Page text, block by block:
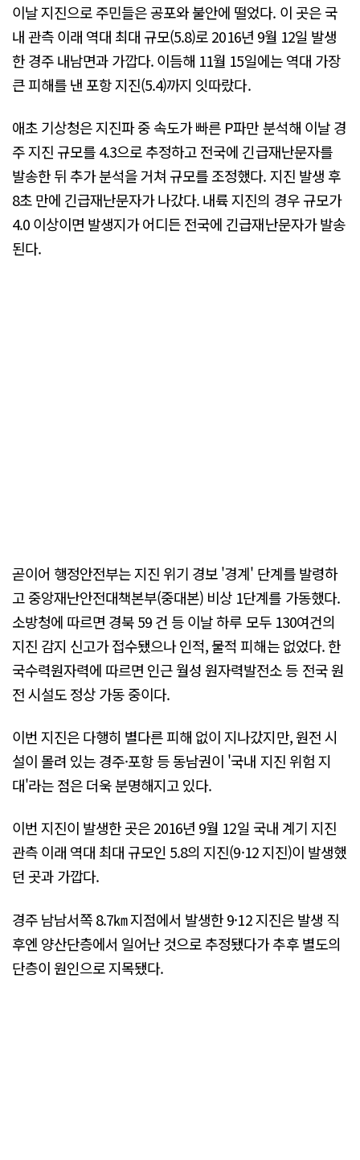
이날 지진으로 주민들은 공포와 불안에 떨었다. 이 곳은 국
내 관측 이래 역대 최대 규모(5.8)로 2016년 9월 12일 발생
한 경주 내남면과 가깝다. 이듬해 11월 15일에는 역대 가장
큰 피해를 낸 포항 지진(5.4)까지 잇따랐다.
애초 기상청은 지진파 중 속도가 빠른 P파만 분석해 이날 경
주 지진 규모를 4.3으로 추정하고 전국에 긴급재난문자를
발송한 뒤 추가 분석을 거쳐 규모를 조정했다. 지진 발생 후
8초 만에 긴급재난문자가 나갔다. 내륙 지진의 경우 규모가
4.0 이상이면 발생지가 어디든 전국에 긴급재난문자가 발송
된다.
곧이어 행정안전부는 지진 위기 경보 '경계' 단계를 발령하
고 중앙재난안전대책본부(중대본) 비상 1단계를 가동했다.
소방청에 따르면 경북 59 건 등 이날 하루 모두 130여건의
지진 감지 신고가 접수됐으나 인적, 물적 피해는 없었다. 한
국수력원자력에 따르면 인근 월성 원자력발전소 등 전국 원
전 시설도 정상 가동 중이다.
이번 지진은 다행히 별다른 피해 없이 지나갔지만, 원전 시
설이 몰려 있는 경주·포항 등 동남권이 '국내 지진 위험 지
대'라는 점은 더욱 분명해지고 있다.
이번 지진이 발생한 곳은 2016년 9월 12일 국내 계기 지진
관측 이래 역대 최대 규모인 5.8의 지진(9·12 지진)이 발생했
던 곳과 가깝다.
경주 남남서쪽 8.7㎞ 지점에서 발생한 9·12 지진은 발생 직
후엔 양산단층에서 일어난 것으로 추정됐다가 추후 별도의
단층이 원인으로 지목됐다.